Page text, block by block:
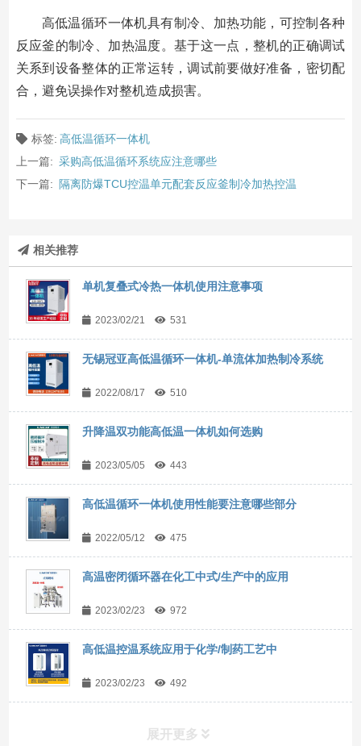
高低温循环一体机具有制冷、加热功能，可控制各种
反应釜的制冷、加热温度。基于这一点，整机的正确调试
关系到设备整体的正常运转，调试前要做好准备，密切配
合，避免误操作对整机造成损害。
标签: 高低温循环一体机
上一篇: 采购高低温循环系统应注意哪些
下一篇: 隔离防爆TCU控温单元配套反应釜制冷加热控温
相关推荐
单机复叠式冷热一体机使用注意事项
2023/02/21 531
无锡冠亚高低温循环一体机-单流体加热制冷系统
2022/08/17 510
升降温双功能高低温一体机如何选购
2023/05/05 443
高低温循环一体机使用性能要注意哪些部分
2022/05/12 475
高温密闭循环器在化工中式/生产中的应用
2023/02/23 972
高低温控温系统应用于化学/制药工艺中
2023/02/23 492
展开更多